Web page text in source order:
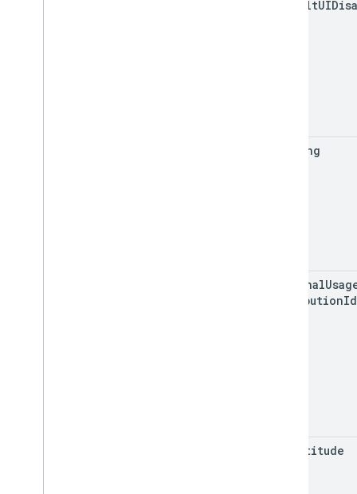
default
heading
internal
Attribution
Altitude